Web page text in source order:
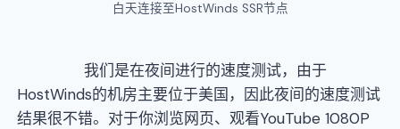
白天连接至HostWinds SSR节点
我们是在夜间进行的速度测试，由于
HostWinds的机房主要位于美国，因此夜间的速度测试
结果很不错。对于你浏览网页、观看YouTube 1080P